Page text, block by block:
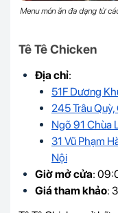
Menu món ăn đa dạng từ
Tê Tê Chicken
Địa chỉ:
51F Dương
245 Trâu Quỳ,
Ngõ 91 Chùa
31 Vũ Phạm
Nội
Giờ mở cửa:
Giá tham khảo: